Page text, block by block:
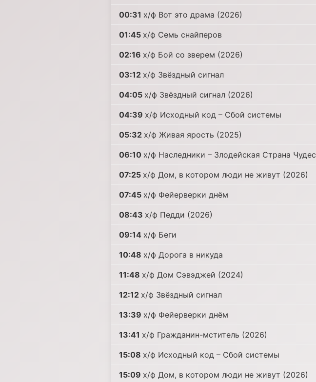
00:31 х/ф Вот это драма (2026)
01:45 х/ф Семь снайперов
02:16 х/ф Бой со зверем (2026)
03:12 х/ф Звёздный сигнал
04:05 х/ф Звёздный сигнал (2026)
04:39 х/ф Исходный код – Сбой системы
05:32 х/ф Живая ярость (2025)
06:10 х/ф Наследники – Злодейская Страна Чудес
07:25 х/ф Дом, в котором люди не живут (2026)
07:45 х/ф Фейерверки днём
08:43 х/ф Педди (2026)
09:14 х/ф Беги
10:48 х/ф Дорога в никуда
11:48 х/ф Дом Сэвэджей (2024)
12:12 х/ф Звёздный сигнал
13:39 х/ф Фейерверки днём
13:41 х/ф Гражданин-мститель (2026)
15:08 х/ф Исходный код – Сбой системы
15:09 х/ф Дом, в котором люди не живут (2026)